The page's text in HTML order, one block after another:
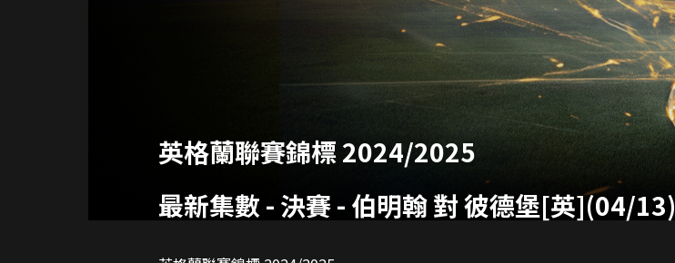
英格蘭聯賽錦標 2024/2025
最新集數 - 決賽 - 伯明翰 對 彼德堡[英](04/13)